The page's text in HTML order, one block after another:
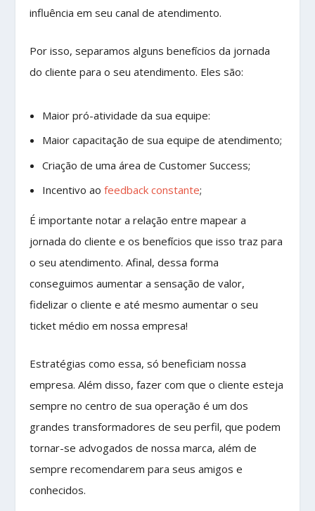
influência em seu canal de atendimento.
Por isso, separamos alguns benefícios da jornada
do cliente para o seu atendimento. Eles são:
Maior pró-atividade da sua equipe:
Maior capacitação de sua equipe de atendimento;
Criação de uma área de Customer Success;
Incentivo ao feedback constante;
É importante notar a relação entre mapear a
jornada do cliente e os benefícios que isso traz para
o seu atendimento. Afinal, dessa forma
conseguimos aumentar a sensação de valor,
fidelizar o cliente e até mesmo aumentar o seu
ticket médio em nossa empresa!
Estratégias como essa, só beneficiam nossa
empresa. Além disso, fazer com que o cliente esteja
sempre no centro de sua operação é um dos
grandes transformadores de seu perfil, que podem
tornar-se advogados de nossa marca, além de
sempre recomendarem para seus amigos e
conhecidos.